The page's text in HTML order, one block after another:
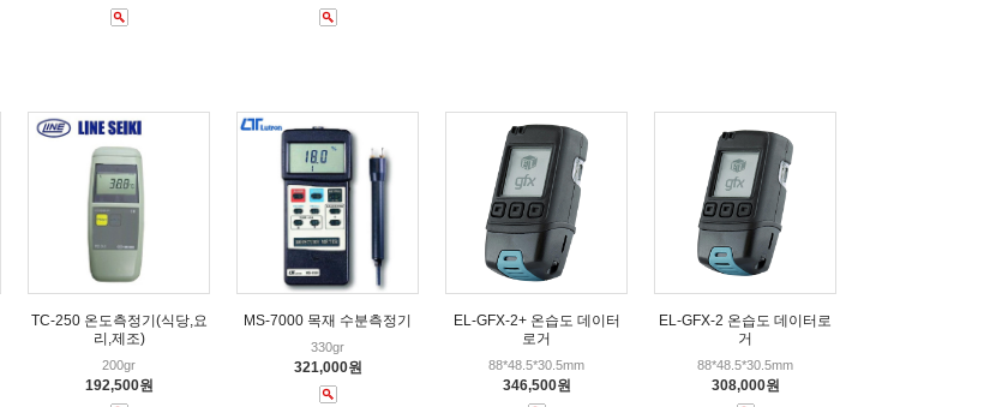
TC-250 온도측정기(식당,요
리,제조)
200gr
192,500원
MS-7000 목재 수분측정기
330gr
321,000원
EL-GFX-2+ 온습도 데이터
로거
88*48.5*30.5mm
346,500원
EL-GFX-2 온습도 데이터로
거
88*48.5*30.5mm
308,000원